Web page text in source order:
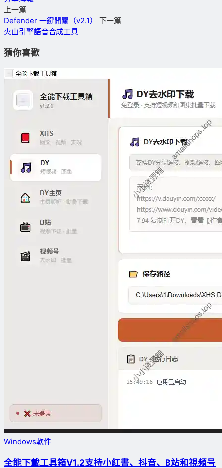
上一篇
Defender 一鍵開關（v2.1）
下一篇
火山引擎語音合成工具
猜你喜歡
Windows軟件
全能下載工具箱V1.2支持小紅書、抖音、B站和視頻号